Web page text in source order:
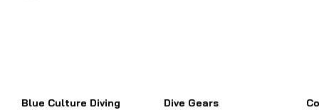
Blue Culture Diving Dive Gears